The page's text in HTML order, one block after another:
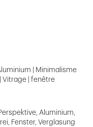
| Minimalisme
Vitrage | fenêtre
Aluminium,
Fenster, Verglasung